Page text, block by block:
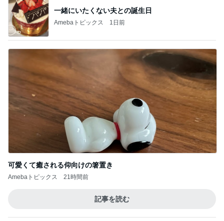
可愛くて癒される仰向けの箸置き
Amebaトピックス
記事を読む
友達の家でみんなで楽しいピザ作り
Amebaトピックス 14時間前
Amebaトピックス 1日前